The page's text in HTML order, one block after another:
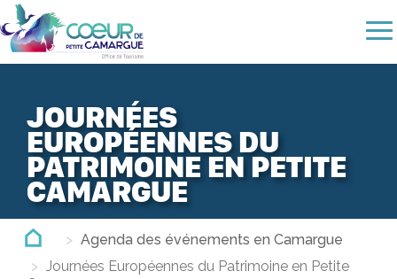
Aller
au
contenu
principal
JOURNÉES
EUROPÉENNES DU
PATRIMOINE EN PETITE
CAMARGUE
Agenda des événements en Camargue
Journées Européennes du Patrimoine en Petite